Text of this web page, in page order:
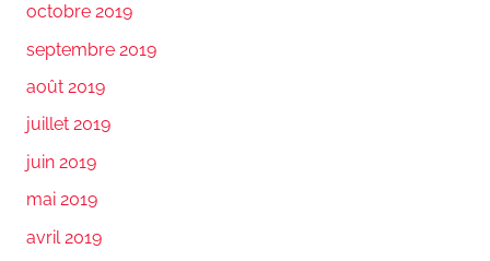
octobre 2019
septembre 2019
août 2019
juillet 2019
juin 2019
mai 2019
avril 2019